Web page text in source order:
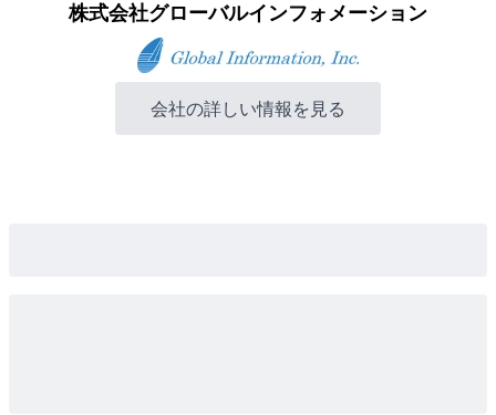
株式会社グローバルインフォメーション
会社の詳しい情報を見る